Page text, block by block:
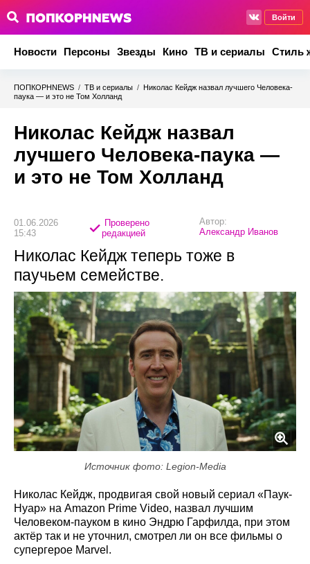
Войти
Новости Персоны Звезды Кино ТВ и сериалы Стиль
ПОПКОРНNEWS / ТВ и сериалы / Николас Кейдж назвал лучшего Человека-
паука — и это не Том Холланд
Николас Кейдж назвал
лучшего Человека-паука —
и это не Том Холланд
01.06.2026
15:43
Проверено
редакцией
Автор:
Александр Иванов
Николас Кейдж теперь тоже в
паучьем семействе.
Источник фото: Legion-Media
Николас Кейдж, продвигая свой новый сериал «Паук-
Нуар» на Amazon Prime Video, назвал лучшим
Человеком-пауком в кино Эндрю Гарфилда, при этом
актёр так и не уточнил, смотрел ли он все фильмы о
супергерое Marvel.